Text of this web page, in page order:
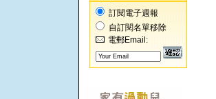
訂閱電子週報
自訂閱名單移除
電郵Email: